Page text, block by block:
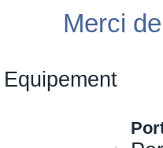
Merci
Equipement